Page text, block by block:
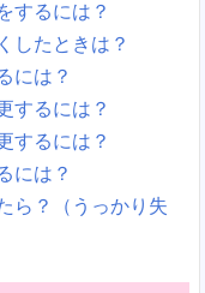
するには？
したときは？
には？
するには？
するには？
には？
ら？（うっかり失